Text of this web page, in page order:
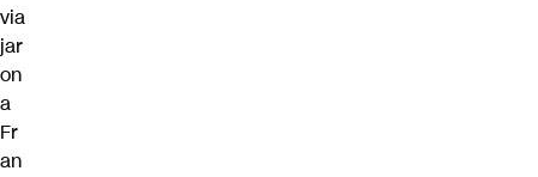
via
jar
on
a
Fr
an